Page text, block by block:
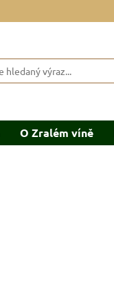
O Zralém víně